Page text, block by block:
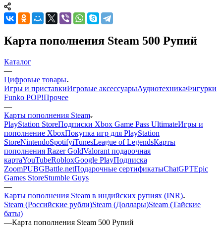
Карта пополнения Steam 500 Рупий
Каталог
—
Цифровые товары
Игры и приставкиИгровые аксессуарыАудиотехникаФигурки
Funko POP!Прочее
—
Карты пополнения Steam
PlayStation StoreПодписки Xbox Game Pass UltimateИгры и
пополнение XboxПокупка игр для PlayStation
StoreNintendoSpotifyiTunesLeague of LegendsКарты
пополнения Razer GoldValorant подарочная
картаYouTubeRobloxGoogle PlayПодписка
ZoomPUBGBattle.netПодарочные сертификатыChatGPTEpic
Games StoreStumble Guys
—
Карты пополнения Steam в индийских рупиях (INR)
Steam (Российские рубли)Steam (Доллары)Steam (Тайские
баты)
—Карта пополнения Steam 500 Рупий